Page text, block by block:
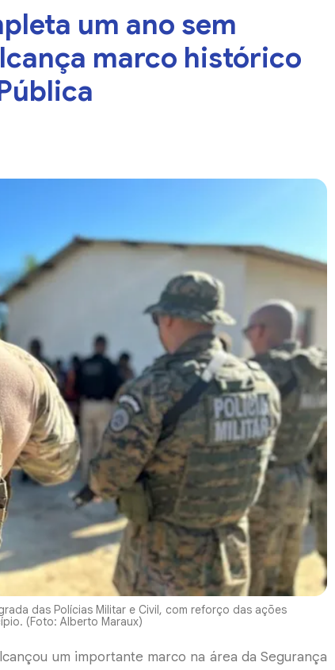
um ano sem
marco histórico
das Polícias Militar e Civil, com reforço das ações
(Foto: Alberto Maraux)
um importante marco na área da Segurança